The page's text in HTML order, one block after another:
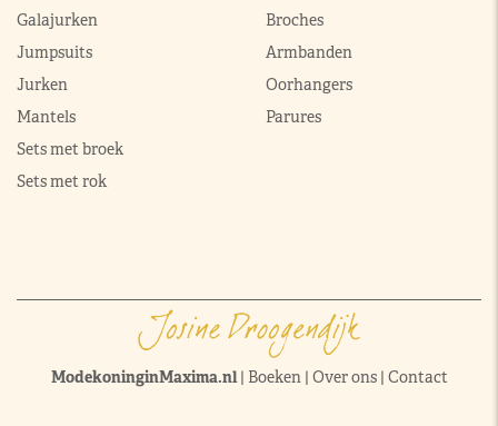
Galajurken
Jumpsuits
Jurken
Mantels
Sets met broek
Sets met rok
Broches
Armbanden
Oorhangers
Parures
ModekoninginMaxima.nl| Boeken| Over ons| Contact